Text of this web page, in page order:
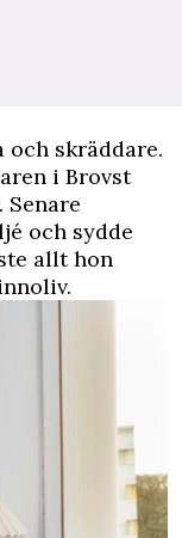
skräddare.
i Brovst
och sydde
allt hon